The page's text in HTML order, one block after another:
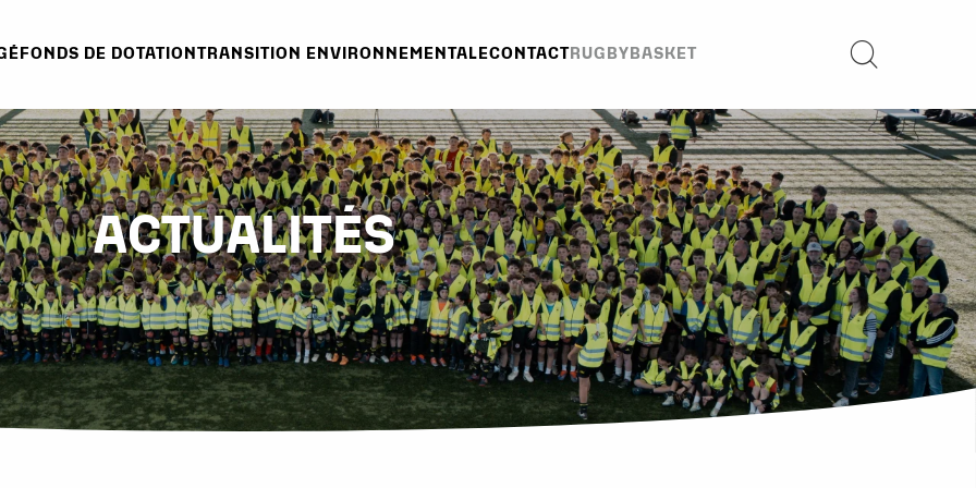
FONDS DE DOTATION TRANSITION ENVIRONNEMENTALECONTACTRUGBY BASKET
ACTUALITÉS